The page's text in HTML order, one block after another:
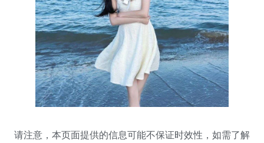
请注意，本页面提供的信息可能不保证时效性，如需了解